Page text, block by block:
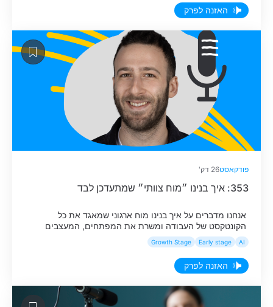
מידע, הנחיות היסטוריות וכלים בתוך קונטקסט אחד גדול.
האזנה לפרק
פודקאסט26 דק'
353: איך בנינו ״מוח צוותי״ שמתעדכן לבד
אנחנו מדברים על איך בנינו מוח ארגוני שמאגד את כל
הקונטקסט של העבודה ומשרת את המפתחים, המעצבים
ואנשי המוצר ביום-יום.
AI
Early stage
Growth Stage
האזנה לפרק